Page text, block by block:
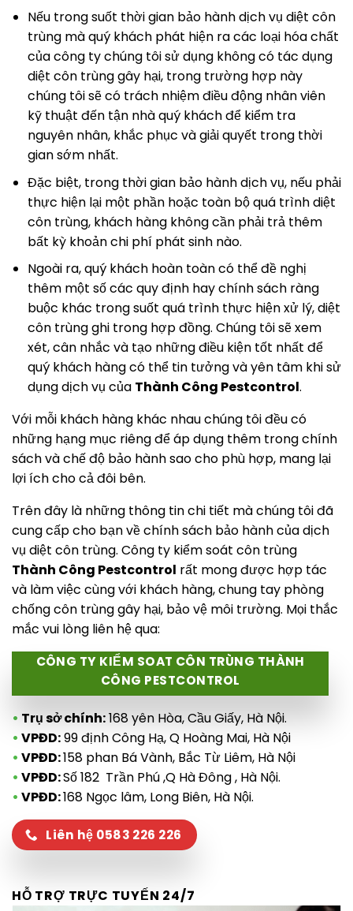
Nếu trong suốt thời gian bảo hành dịch vụ diệt côn
trùng mà quý khách phát hiện ra các loại hóa chất
của công ty chúng tôi sử dụng không có tác dụng
diệt côn trùng gây hại, trong trường hợp này
chúng tôi sẽ có trách nhiệm điều động nhân viên
kỹ thuật đến tận nhà quý khách để kiểm tra
nguyên nhân, khắc phục và giải quyết trong thời
gian sớm nhất.
Đặc biệt, trong thời gian bảo hành dịch vụ, nếu phải
thực hiện lại một phần hoặc toàn bộ quá trình diệt
côn trùng, khách hàng không cần phải trả thêm
bất kỳ khoản chi phí phát sinh nào.
Ngoài ra, quý khách hoàn toàn có thể đề nghị
thêm một số các quy định hay chính sách ràng
buộc khác trong suốt quá trình thực hiện xử lý, diệt
côn trùng ghi trong hợp đồng. Chúng tôi sẽ xem
xét, cân nhắc và tạo những điều kiện tốt nhất để
quý khách hàng có thể tin tưởng và yên tâm khi sử
dụng dịch vụ của Thành Công Pestcontrol.
Với mỗi khách hàng khác nhau chúng tôi đều có
những hạng mục riêng để áp dụng thêm trong chính
sách và chế độ bảo hành sao cho phù hợp, mang lại
lợi ích cho cả đôi bên.
Trên đây là những thông tin chi tiết mà chúng tôi đã
cung cấp cho bạn về chính sách bảo hành của dịch
vụ diệt côn trùng. Công ty kiểm soát côn trùng
Thành Công Pestcontrol rất mong được hợp tác
và làm việc cùng với khách hàng, chung tay phòng
chống côn trùng gây hại, bảo vệ môi trường. Mọi thắc
mắc vui lòng liên hệ qua:
CÔNG TY KIỂM SOAT CÔN TRÙNG THÀNH
CÔNG PESTCONTROL
• Trụ sở chính:168 yên Hòa, Cầu Giấy, Hà Nội.
• VPĐD:99 định Công Hạ, Q Hoàng Mai, Hà Nội
• VPĐD:158 phan Bá Vành, Bắc Từ Liêm, Hà Nội
• VPĐD:Số 182 Trần Phú ,Q Hà Đông , Hà Nội.
• VPĐD:168 Ngọc lâm, Long Biên, Hà Nội.
Liên hệ 0583 226 226
HỖ TRỢ TRỰC TUYẾN 24/7